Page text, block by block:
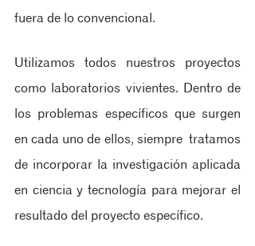
fuera de lo convencional.
Utilizamos todos nuestros proyectos
como laboratorios vivientes. Dentro de
los problemas específicos que surgen
en cada uno de ellos, siempre  tratamos
de incorporar la investigación aplicada
en ciencia y tecnología para mejorar el
resultado del proyecto específico.